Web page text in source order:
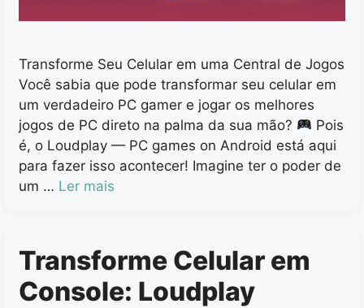
Transforme Seu Celular em uma Central de Jogos
Você sabia que pode transformar seu celular em
um verdadeiro PC gamer e jogar os melhores
jogos de PC direto na palma da sua mão?
Pois
é, o Loudplay — PC games on Android está aqui
para fazer isso acontecer! Imagine ter o poder de
um … Ler mais
Transforme Celular em
Console: Loudplay